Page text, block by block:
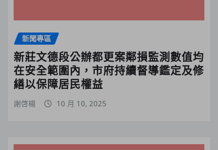
新聞專區
新莊文德段公辦都更案鄰損監測數值均
在安全範圍內，市府持續督導鑑定及修
繕以保障居民權益
謝啓楊 10 月 10, 2025